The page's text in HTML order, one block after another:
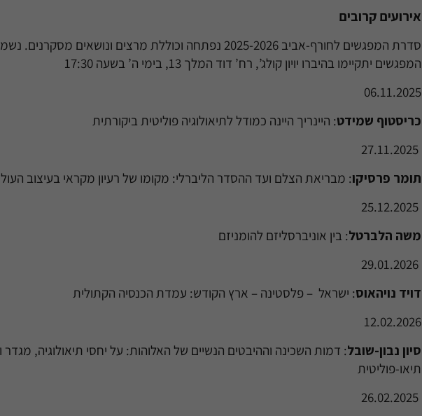
אירועים קרובים
סדרת המפגשים לחורף-אביב 2025-2026 נפתחה וכוללת מרצים ונושאים מסקרנים. נשמח לראותכם עמנו!
המפגשים יתקיימו בהיברו יויון קולג’, רח’ דוד המלך 13, בימי ה’ בשעה 17:30
06.11.2025
כריסטוף שמידט: היינריך היינה כמודל לתיאולוגיה פוליטית ביקורתית
27.11.2025
תומר פרסיקו: מבריאת הצלם ועד ההסדר הליברלי: מקומו של רעיון מקראי בעיצוב
25.12.2025
משה הלברטל: בין אוניברסליזם להומניזם
29.01.2026
דויד נויהאוס: ישראל – פלסטינה – ארץ הקודש: עמדת הכנסיה הקתולית
12.02.2026
סיון נבון-שובל: דמות השכינה וההיבטים הנשיים של האלוהות: על יחסי תיאולוגיה, מגדר
תיאו-פוליטית
26.02.2025